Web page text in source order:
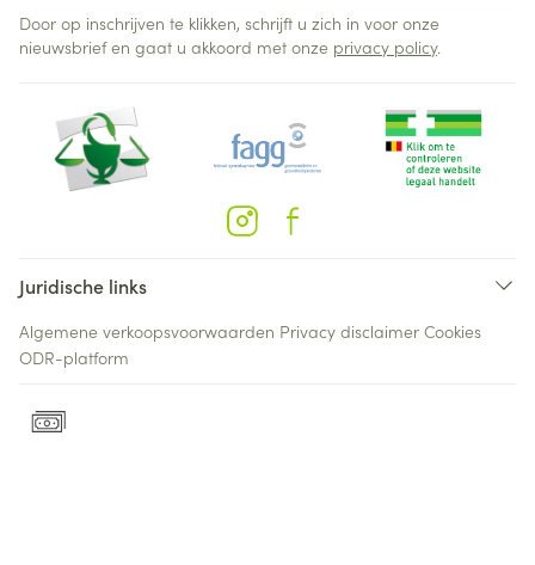
Door op inschrijven te klikken, schrijft u zich in voor onze
nieuwsbrief en gaat u akkoord met onze privacy policy.
Juridische links
Algemene verkoopsvoorwaarden Privacy disclaimer Cookies
ODR-platform